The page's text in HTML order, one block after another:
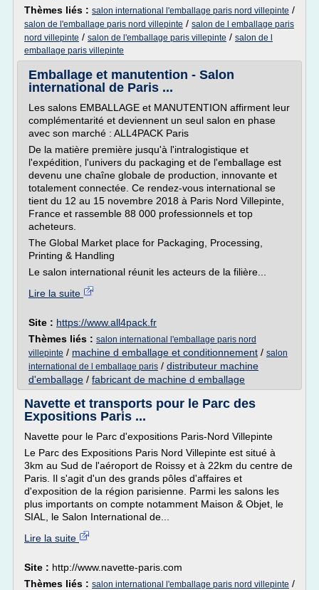
Thèmes liés : salon international l'emballage paris nord villepinte /
salon de l'emballage paris nord villepinte / salon de l emballage paris
nord villepinte / salon de l'emballage paris villepinte / salon de l
emballage paris villepinte
Emballage et manutention - Salon
international de Paris ...
Les salons EMBALLAGE et MANUTENTION affirment leur
complémentarité et deviennent un seul salon en phase
avec son marché : ALL4PACK Paris
De la matière première jusqu'à l'intralogistique et
l'expédition, l'univers du packaging et de l'emballage est
devenu une chaîne globale de production, innovante et
totalement connectée. Ce rendez-vous international se
tient du 12 au 15 novembre 2018 à Paris Nord Villepinte,
France et rassemble 88 000 professionnels et top
acheteurs.
The Global Market place for Packaging, Processing,
Printing & Handling
Le salon international réunit les acteurs de la filière...
Lire la suite
Site : https://www.all4pack.fr
Thèmes liés : salon international l'emballage paris nord
villepinte / machine d emballage et conditionnement / salon
international de l emballage paris / distributeur machine
d'emballage / fabricant de machine d emballage
Navette et transports pour le Parc des
Expositions Paris ...
Navette pour le Parc d'expositions Paris-Nord Villepinte
Le Parc des Expositions Paris Nord Villepinte est situé à
3km au Sud de l'aéroport de Roissy et à 22km du centre de
Paris. Il s'agit d'un des grands pôles d'affaires et
d'exposition de la région parisienne. Parmi les salons les
plus importants on compte notamment Maison & Objet, le
SIAL, le Salon International de...
Lire la suite
Site : http://www.navette-paris.com
Thèmes liés : salon international l'emballage paris nord villepinte /